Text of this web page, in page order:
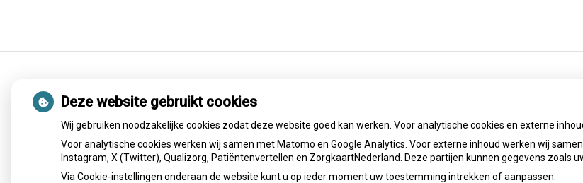
Openingstijden
Maandag:
08:00 - 17:30
Woensdag:
08:00 - 17:30
Donderdag:
08:00 - 17:00
Deze website gebruikt cookies
Wij gebruiken noodzakelijke cookies zodat deze website goed kan werken. Voor analytische cookies en externe
Voor analytische cookies werken wij samen met Matomo en Google Analytics. Voor externe inhoud werken wij
Instagram, X (Twitter), Qualizorg, Patiëntenvertellen en ZorgkaartNederland. Deze partijen kunnen gegevens zoals
Via Cookie-instellingen onderaan de website kunt u op ieder moment uw toestemming intrekken of aanpassen.